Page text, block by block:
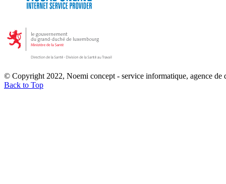
© Copyright 2022, Noemi concept - service informatique, agence
Back to Top